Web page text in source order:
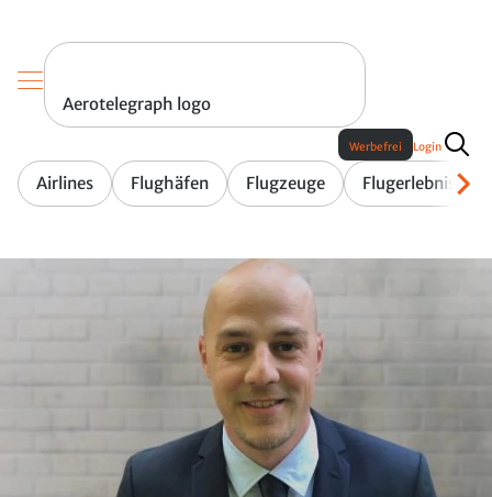
Aerotelegraph logo
Airlines Flughäfen Flugzeuge Flugerlebnis
Werbefrei Login